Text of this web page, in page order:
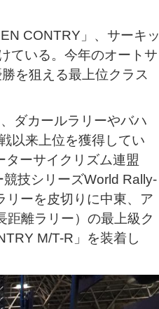
CONTRY」、サーキッ
ている。今年のオートサ
を狙える最上位クラス
ダカールラリーやバハ
以来上位を獲得してい
ーサイクリズム連盟
競技シリーズWorld Rally-
ーを皮切りに中東、ア
距離ラリー）の最上級ク
M/T-R」を装着し